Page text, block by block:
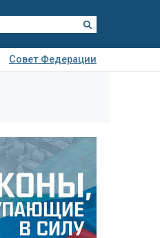
Совет Федерации